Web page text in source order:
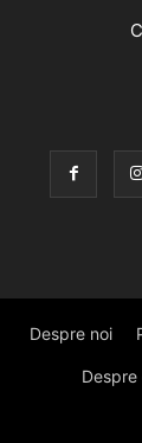
Despre noi